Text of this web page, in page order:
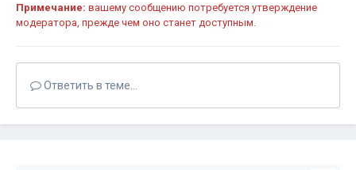
Примечание: вашему сообщению потребуется утверждение
модератора, прежде чем оно станет доступным.
Ответить в теме...